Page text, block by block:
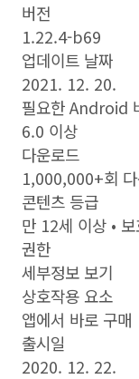
버전
1.22.4-b69
업데이트 날짜
2021. 12. 20.
필요한 Android
6.0 이상
다운로드
1,000,000+회
콘텐츠 등급
만 12세 이상 •
권한
세부정보 보기
상호작용 요소
앱에서 바로 구매
출시일
2020. 12. 22.